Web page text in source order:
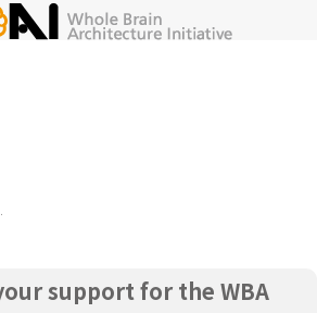
support for the WBA